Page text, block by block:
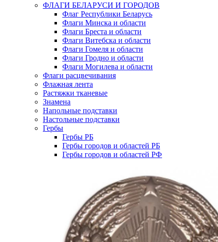
ФЛАГИ БЕЛАРУСИ И ГОРОДОВ
Флаг Республики Беларусь
Флаги Минска и области
Флаги Бреста и области
Флаги Витебска и области
Флаги Гомеля и области
Флаги Гродно и области
Флаги Могилева и области
Флаги расцвечивания
Флажная лента
Растяжки тканевые
Знамена
Напольные подставки
Настольные подставки
Гербы
Гербы РБ
Гербы городов и областей РБ
Гербы городов и областей РФ